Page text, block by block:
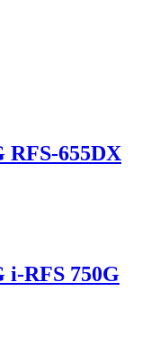
RFS-655DX
RFS 750G